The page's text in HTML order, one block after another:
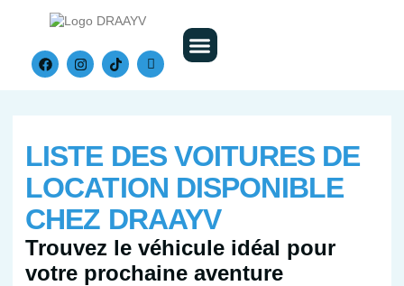
LISTE DES VOITURES DE
LOCATION DISPONIBLE
CHEZ DRAAYV
Trouvez le véhicule idéal pour
votre prochaine aventure